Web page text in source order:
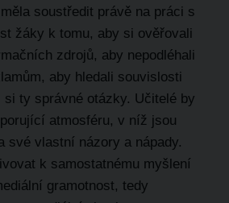
soustředit právě na práci s
žáky k tomu, aby si ověřovali
zdrojů, aby nepodléhali
aby hledali souvislosti
ty správné otázky. Učitelé by
atmosféru, v níž jsou
své vlastní názory a nápady.
k samostatnému myšlení
gramotnost, tedy